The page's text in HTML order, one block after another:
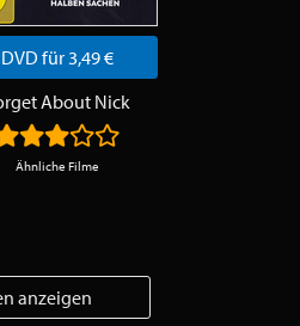
DVD für 3,49 €
About Nick
Ähnliche Filme
anzeigen